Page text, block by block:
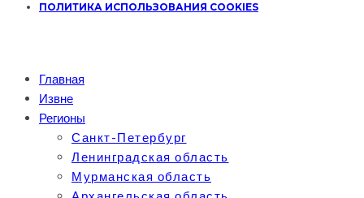
ПОЛИТИКА ИСПОЛЬЗОВАНИЯ COOKIES
Главная
Извне
Регионы
Санкт-Петербург
Ленинградская область
Мурманская область